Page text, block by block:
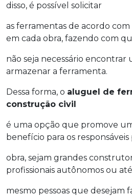
disso, é possível solicitar
as ferramentas de acordo
em cada obra, fazendo com
não seja necessário encontrar
armazenar a ferramenta.
Dessa forma, o aluguel de
construção civil
é uma opção que promove
benefício para os responsáveis
obra, sejam grandes
profissionais autônomos ou até
mesmo pessoas que desejam